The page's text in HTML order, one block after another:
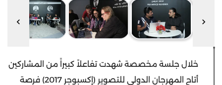
خلال جلسة مخصصة شهدت تفاعلاً كبيراً من المشاركين
أتاح المهرجان الدولي للتصوير (إكسبوجر 2017) فرصة